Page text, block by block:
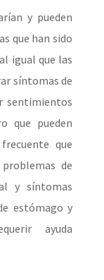
y pueden
que han sido
igual que las
síntomas de
sentimientos
que pueden
que
de
y síntomas
estómago y
ayuda